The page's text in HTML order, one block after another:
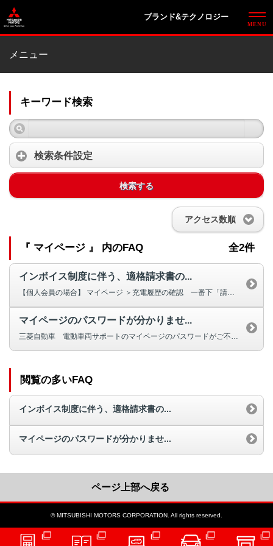
ブランド&テクノロジー
メニュー
キーワード検索
検索条件設定
検索する
アクセス数順
『 マイページ 』 内のFAQ 全2件
インボイス制度に伴う、適格請求書の...
マイページのパスワードが分かりませ...
三菱自動車 電動車両サポートのマイページのパスワードがご不明の場合、ご自身...
閲覧の多いFAQ
インボイス制度に伴う、適格請求書の...
マイページのパスワードが分かりませ...
ページ上部へ戻る
© MITSUBISHI MOTORS CORPORATION. All rights reserved.